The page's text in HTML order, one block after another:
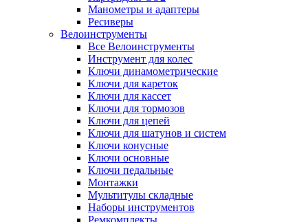
Манометры и адаптеры
Ресиверы
Велоинструменты
Все Велоинструменты
Инструмент для колес
Ключи динамометрические
Ключи для кареток
Ключи для кассет
Ключи для тормозов
Ключи для цепей
Ключи для шатунов и систем
Ключи конусные
Ключи основные
Ключи педальные
Монтажки
Мультитулы складные
Наборы инструментов
Ремкомплекты